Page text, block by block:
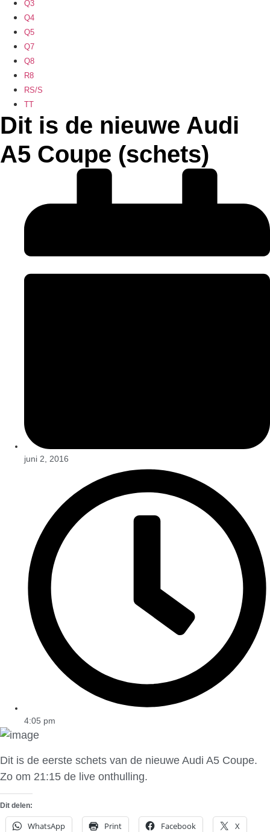
Q3
Q4
Q5
Q7
Q8
R8
RS/S
TT
Dit is de nieuwe Audi
A5 Coupe (schets)
juni 2, 2016
4:05 pm
Dit is de eerste schets van de nieuwe Audi A5 Coupe.
Zo om 21:15 de live onthulling.
Dit delen:
WhatsApp Print Facebook X